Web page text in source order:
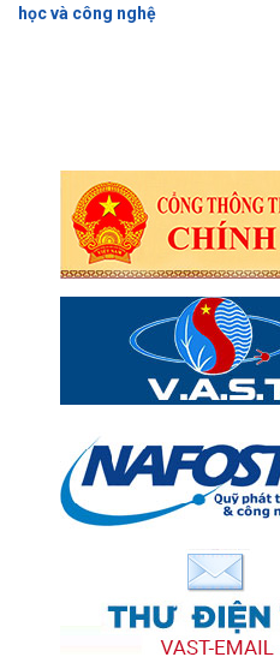
học và công nghệ